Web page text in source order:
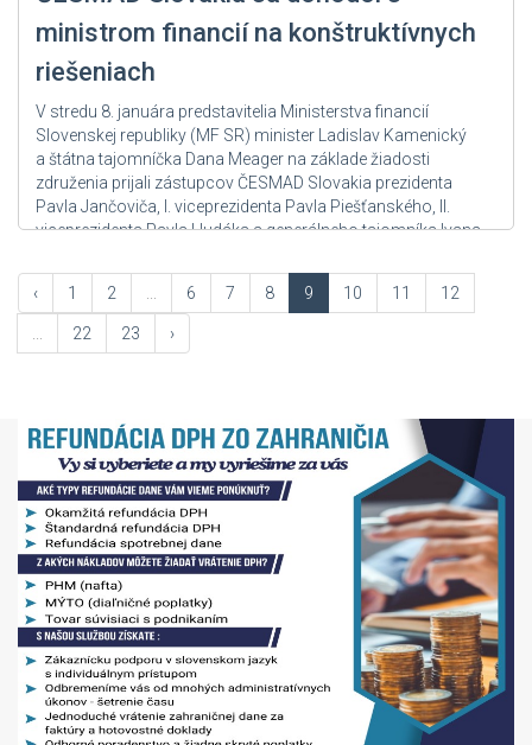
ministrom financií na konštruktívnych
riešeniach
V stredu 8. januára predstavitelia Ministerstva financií
Slovenskej republiky (MF SR) minister Ladislav Kamenický
a štátna tajomníčka Dana Meager na základe žiadosti
združenia prijali zástupcov ČESMAD Slovakia prezidenta
Pavla Jančoviča, I. viceprezidenta Pavla Piešťanského, II.
viceprezidenta Pavla Hudáka a generálneho tajomníka Ivana
konštruktívny posun v pozícií rokujúcich strán....
Zdroj: User Admin
‹ 1 2 6 7 8 9 10 11 12
22 23 ›